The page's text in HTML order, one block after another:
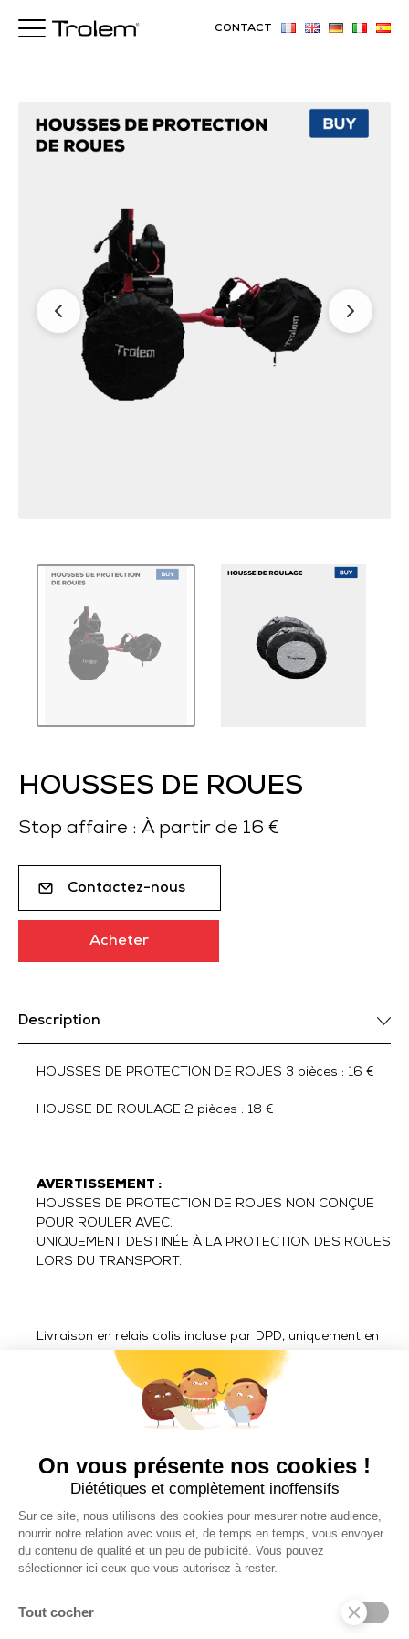
CONTACT
HOUSSES DE ROUES
Stop affaire : À partir de 16 €
Contactez-nous
Acheter
Description
HOUSSES DE PROTECTION DE ROUES 3 pièces : 16 €
HOUSSE DE ROULAGE 2 pièces : 18 €
AVERTISSEMENT :
HOUSSES DE PROTECTION DE ROUES NON CONÇUE
POUR ROULER AVEC.
UNIQUEMENT DESTINÉE À LA PROTECTION DES ROUES
LORS DU TRANSPORT.
Livraison en relais colis incluse par DPD, uniquement en
France métropolitaine.
Livraison ACCESSOIRES hors France métropolitaine en
zone Euro : 25 € TTC